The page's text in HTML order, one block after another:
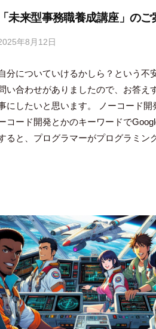
「未来型事務職養成講座」の
年8月12日
吉
田
豪
分についていけるかしら？という不
い合わせがありましたので、お答え
にしたいと思います。 ノーコード開
コード開発とかのキーワードで
ると、プログラマーがプログラミン